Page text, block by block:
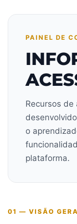
PAINEL DE
Recursos de
o
plataforma.
01 — VISÃO